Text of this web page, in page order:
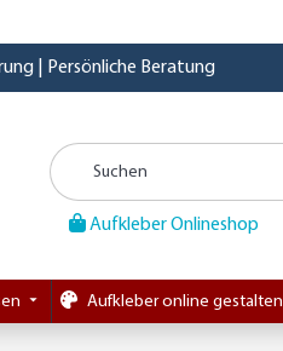
| Persönliche Beratung
Aufkleber Onlineshop
Aufkleber online gestalten